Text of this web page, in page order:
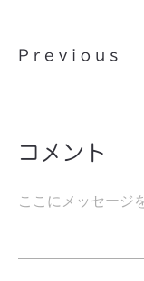
Previous
コメント